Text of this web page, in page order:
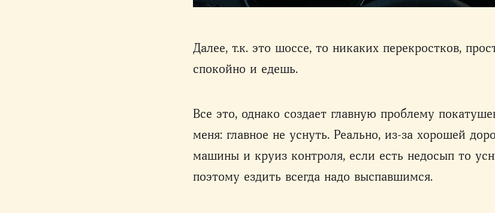
Далее, т.к. это шоссе, то никаких перекростков,
спокойно и едешь.
Все это, однако создает главную проблему
меня: главное не уснуть. Реально, из-за хорошей
машины и круиз контроля, если есть недосып то
поэтому ездить всегда надо выспавшимся.